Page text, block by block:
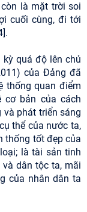
là mặt trời soi
cuối cùng, đi tới
quá độ lên chủ
của Đảng đã
thống quan điểm
cơ bản của cách
và phát triển sáng
thể của nước ta,
thống tốt đẹp của
là tài sản tinh
dân tộc ta, mãi
của nhân dân ta